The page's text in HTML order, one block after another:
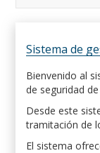
Sistema de
Bienvenido al
de seguridad
Desde este
tramitación de
El sistema